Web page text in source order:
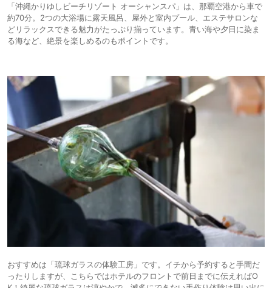
人。
初日、8時過ぎにOrangeに行くと、入口に行列。ロビーにも待機中らし
き人々が大勢。オフシーズンだから空いているだろうと高を括っていた。
急遽、Blueへと行先を変更。A棟へは一旦、建物の外に出て、C棟の脇を
なかなかのもの。
メニューは、あぐー豚のしゃぶしゃぶと沖縄料理を中心とした和食ブッ
フェ。朝からしゃぶしゃぶかと、一瞬怯んだが、これが頗る美味。チャン
プルーやジューシー、沖縄そばの定番料理の他にもイナムドゥチ(甘味噌
を使った豚汁のようなもの)、ポーたまのりまき、ヒラヤーチー(沖縄風お
好み焼き)などもあり、ついつい食べ過ぎてしまった。
２日目は7時前にOrangeへ。席こそ待たされることはなかったが、ビュ
ッフェテーブルの動線が悪いせいで、料理の取り分けに時間がかかる。
料理は、質量とも満足のいくものだったが、そもそも333室に対し、朝
食会場が217席(104+113）というのは、明らかに容量不足。客室キッチ
ンで調理する人やテイクアウトを想定しているのかもしれないが、待ち時
間が長いと、リゾート気分も台無しなので、ハイシーズンは要注意。
夕食は、ムーンビーチ界隈まで歩けば(700～800m)、飲食店の選択肢
は多い。天気が悪い日は、前記２箇所のレストランが少々お高いので、テ
イクアウト専門の「Deli & Caf&#233;」(H棟2階,6:30～11:00,12:00～
21:00)もお薦め。リーズナブルな料金ながら、結構、美味しい。
空港から一般道でも90分。駐車場有料のホテルも多いが、ここは無
料。空港リムジンバスも立ち寄るので車がなくても便利と、アクセスは良
い。60㎡のスイートが1万円台半ば(朝食付・1人1泊)というのは（ローシ
「沖縄かりゆしビーチリゾート オーシャンスパ」は、那覇空港から車で
約70分。2つの大浴場に露天風呂、屋外と室内プール、エステサロンな
どリラックスできる魅力がたっぷり揃っています。青い海や夕日に染ま
る海など、絶景を楽しめるのもポイントです。
おすすめは「琉球ガラスの体験工房」です。イチから予約すると手間だ
ったりしますが、こちらではホテルのフロントで前日までに伝えればO